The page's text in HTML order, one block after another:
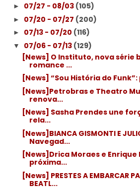
► 07/27 - 08/03 (105)
► 07/20 - 07/27 (200)
► 07/13 - 07/20 (116)
▼ 07/06 - 07/13 (129)
[News] O Instituto, nova série
romance ...
[News] “Sou História do
[News]Petrobras e Theatro
renova...
[News] Sasha Prendes une
rela...
[News]BIANCA GISMONTI E
Navegad...
[News]Drica Moraes e
próxima...
[News] PRESTES A EMBARCAR
BEATL...